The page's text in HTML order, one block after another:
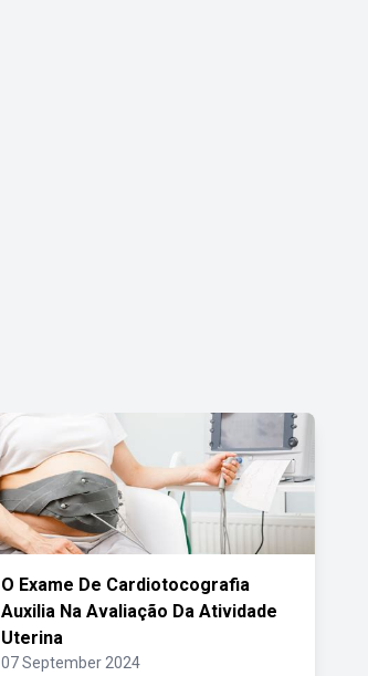
O Exame De Cardiotocografia
Auxilia Na Avaliação Da Atividade
Uterina
07 September 2024